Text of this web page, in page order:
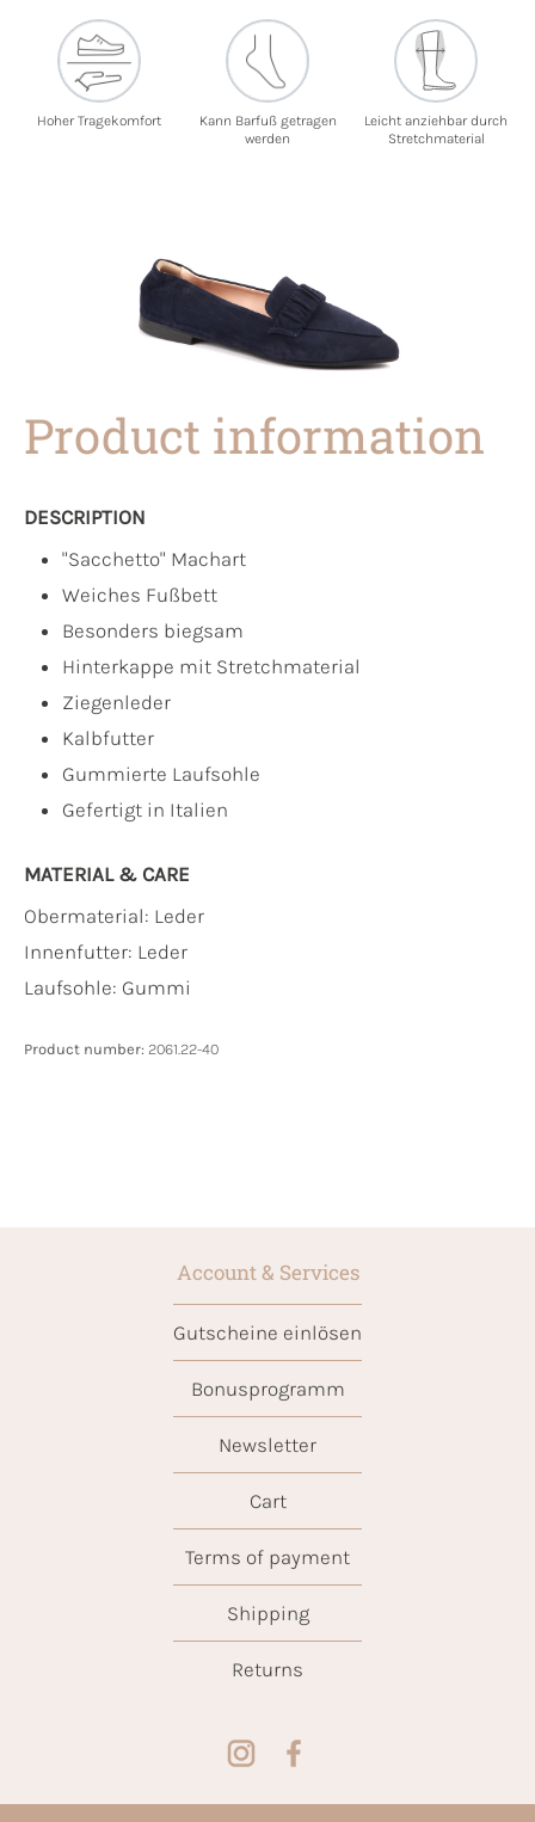
Hoher Tragekomfort
Kann Barfuß getragen
werden
Leicht anziehbar durch
Stretchmaterial
Product information
DESCRIPTION
"Sacchetto" Machart
Weiches Fußbett
Besonders biegsam
Hinterkappe mit Stretchmaterial
Ziegenleder
Kalbfutter
Gummierte Laufsohle
Gefertigt in Italien
MATERIAL & CARE
Obermaterial: Leder
Innenfutter: Leder
Laufsohle: Gummi
Product number: 2061.22-40
Account & Services
Gutscheine einlösen
Bonusprogramm
Newsletter
Cart
Terms of payment
Shipping
Returns